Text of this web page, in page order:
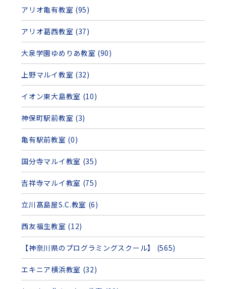
アリオ亀有教室 (95)
アリオ葛西教室 (37)
大泉学園ゆめりあ教室 (90)
上野マルイ教室 (32)
イオン東大島教室 (10)
神保町駅前教室 (3)
亀有駅前教室 (0)
国分寺マルイ教室 (35)
吉祥寺マルイ教室 (75)
立川髙島屋S.C.教室 (6)
西友福生教室 (12)
【神奈川県のプログラミングスクール】 (565)
エキニア横浜教室 (32)